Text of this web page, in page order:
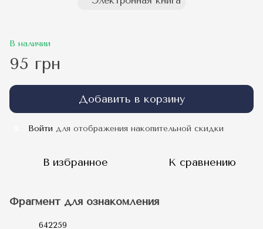
В наличии
95 грн
Добавить в корзину
Войти для отображения накопительной скидки
В избранное К сравнению
Фрагмент для ознакомления
642259